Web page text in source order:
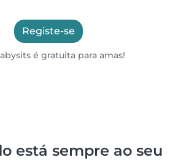
Registe-se
é gratuita para amas!
está sempre ao seu